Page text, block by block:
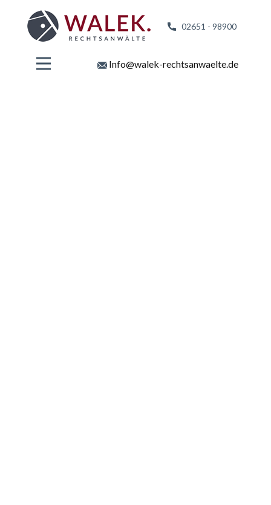
02651 - 98900
Info@walek-rechtsanwaelte.de